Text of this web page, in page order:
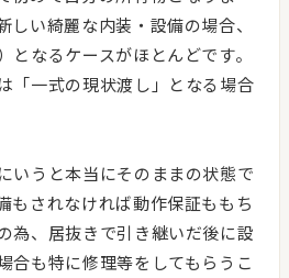
しい綺麗な内装・設備の場合、
となるケースがほとんどです。
「一式の現状渡し」となる場合
いうと本当にそのままの状態で
もされなければ動作保証ももち
為、居抜きで引き継いだ後に設
合も特に修理等をしてもらうこ